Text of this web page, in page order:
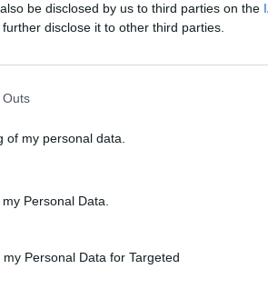
be disclosed by us to third parties on the
disclose it to other third parties.
Outs
of my personal data.
Personal Data.
Personal Data for Targeted